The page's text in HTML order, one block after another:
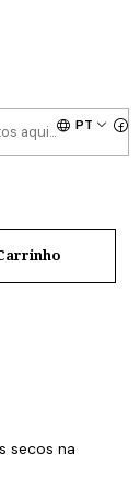
PT
secos na